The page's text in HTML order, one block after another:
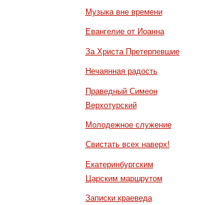
Музыка вне времени
Евангелие от Иоанна
За Христа Претерпевшие
Нечаянная радость
Праведный Симеон
Верхотурский
Молодежное служение
Свистать всех наверх!
Екатеринбургским
Царским маршрутом
Записки краеведа